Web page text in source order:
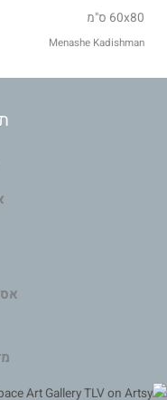
60x80 ס"מ
Menashe Kadishman